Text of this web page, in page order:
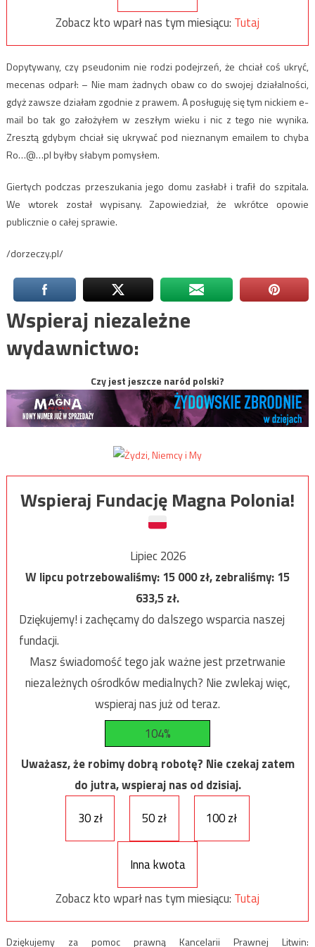
Zobacz kto wparł nas tym miesiącu: Tutaj
Dopytywany, czy pseudonim nie rodzi podejrzeń, że chciał coś ukryć,
mecenas odparł: – Nie mam żadnych obaw co do swojej działalności,
gdyż zawsze działam zgodnie z prawem. A posługuję się tym nickiem e-
mail bo tak go założyłem w zeszłym wieku i nic z tego nie wynika.
Zresztą gdybym chciał się ukrywać pod nieznanym emailem to chyba
Ro…@…pl byłby słabym pomysłem.
Giertych podczas przeszukania jego domu zasłabł i trafił do szpitala.
We wtorek został wypisany. Zapowiedział, że wkrótce opowie
publicznie o całej sprawie.
/dorzeczy.pl/
Wspieraj niezależne
wydawnictwo:
Czy jest jeszcze naród polski?
Wspieraj Fundację Magna Polonia!
Lipiec 2026
W lipcu potrzebowaliśmy:15 000zł, zebraliśmy:15
633,5zł.
Dziękujemy! i zachęcamy do dalszego wsparcia naszej
fundacji.
Masz świadomość tego jak ważne jest przetrwanie
niezależnych ośrodków medialnych? Nie zwlekaj więc,
wspieraj nas już od teraz.
104%
Uważasz, że robimy dobrą robotę? Nie czekaj zatem
do jutra, wspieraj nas od dzisiaj.
30 zł
50 zł 100 zł
Inna kwota
Zobacz kto wparł nas tym miesiącu: Tutaj
Dziękujemy za pomoc prawną Kancelarii Prawnej Litwin: